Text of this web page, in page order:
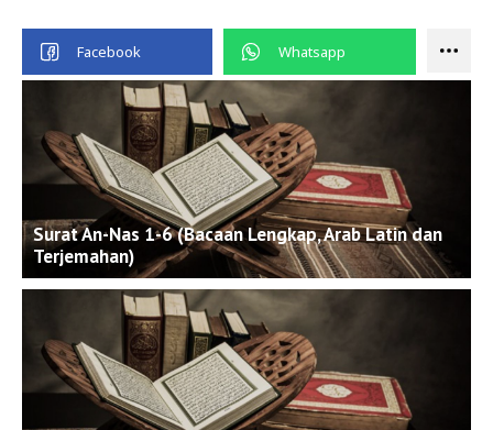
Surat An-Nas 1-6 (Bacaan Lengkap, Arab Latin dan
Terjemahan)